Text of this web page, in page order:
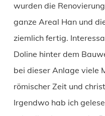
wurden die
ganze Areal Han und
ziemlich fertig.
Doline hinter dem
bei dieser Anlage viele
römischer Zeit und
Irgendwo hab ich